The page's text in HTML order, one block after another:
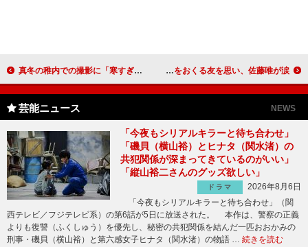
真冬の稚内での撮影に「寒すぎて大変だった」 映画「管制塔」の舞台あいさつ ウド鈴木、ギャグは封印して懸命の募金活動 避難所生活をおくる友を思い、佐藤唯が涙
芸能ニュース NEWS
「今夜もシリアルキラーと待ち合わせ」
「磯貝（横山裕）とヒナタ（関水渚）の
共犯関係が深まってきているのがいい」
「縦山裕二さんのグッズ欲しい」
ドラマ
2026年8月6日
「今夜もシリアルキラーと待ち合わせ」（関
西テレビ／フジテレビ系）の第6話が5日に放送された。 本作は、警察の正義
よりも復讐（ふくしゅう）を優先し、秘密の共犯関係を結んだ一匹おおかみの
刑事・磯貝（横山裕）と第六感女子ヒナタ（関水渚）の物語 … 続きを読む